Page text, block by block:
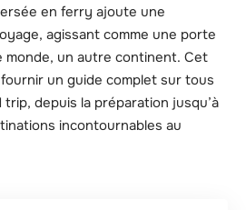
en ferry ajoute une
agissant comme une porte
monde, un autre continent. Cet
un guide complet sur tous
depuis la préparation jusqu’à
incontournables au